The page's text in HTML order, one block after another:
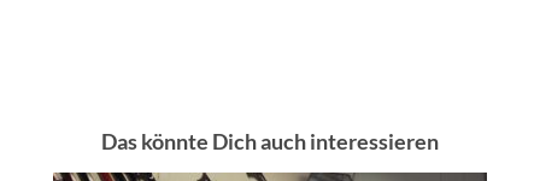
Das könnte Dich auch interessieren